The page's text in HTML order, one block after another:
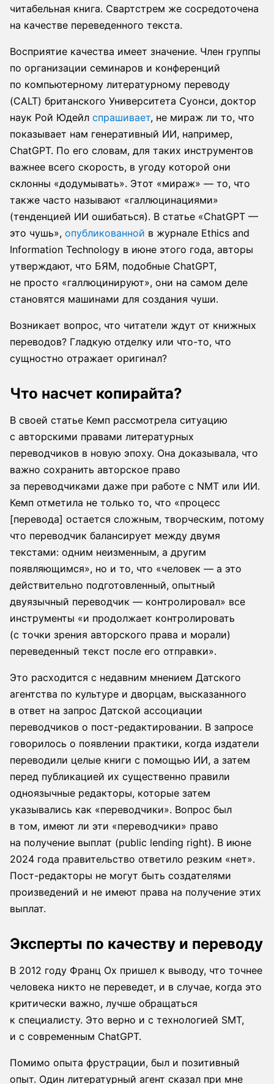
читабельная книга. Свартстрем же сосредоточена
на качестве переведенного текста.
Восприятие качества имеет значение. Член группы
по организации семинаров и конференций
по компьютерному литературному переводу
(CALT) британского Университета Суонси, доктор
наук Рой Юдейл спрашивает, не мираж ли то, что
показывает нам генеративный ИИ, например,
ChatGPT. По его словам, для таких инструментов
важнее всего скорость, в угоду которой они
склонны «додумывать». Этот «мираж» — то, что
также часто называют «галлюцинациями»
(тенденцией ИИ ошибаться). В статье «ChatGPT —
это чушь», опубликованной в журнале Ethics and
Information Technology в июне этого года, авторы
утверждают, что БЯМ, подобные ChatGPT,
не просто «галлюцинируют», они на самом деле
становятся машинами для создания чуши.
Возникает вопрос, что читатели ждут от книжных
переводов? Гладкую отделку или что-то, что
сущностно отражает оригинал?
Что насчет копирайта?
В своей статье Кемп рассмотрела ситуацию
с авторскими правами литературных
переводчиков в новую эпоху. Она доказывала, что
важно сохранить авторское право
за переводчиками даже при работе с NMT или ИИ.
Кемп отметила не только то, что «процесс
[перевода] остается сложным, творческим, потому
что переводчик балансирует между двумя
текстами: одним неизменным, а другим
появляющимся», но и то, что «человек — а это
действительно подготовленный, опытный
двуязычный переводчик — контролировал» все
инструменты «и продолжает контролировать
(с точки зрения авторского права и морали)
переведенный текст после его отправки».
Это расходится с недавним мнением Датского
агентства по культуре и дворцам, высказанного
в ответ на запрос Датской ассоциации
переводчиков о пост-редактировании. В запросе
говорилось о появлении практики, когда издатели
переводили целые книги с помощью ИИ, а затем
перед публикацией их существенно правили
одноязычные редакторы, которые затем
указывались как «переводчики». Вопрос был
в том, имеют ли эти «переводчики» право
на получение выплат (public lending right). В июне
2024 года правительство ответило резким «нет».
Пост-редакторы не могут быть создателями
произведений и не имеют права на получение этих
выплат.
Эксперты по качеству и переводу
В 2012 году Франц Ох пришел к выводу, что точнее
человека никто не переведет, и в случае, когда это
критически важно, лучше обращаться
к специалисту. Это верно и с технологией SMT,
и с современным ChatGPT.
Помимо опыта фрустрации, был и позитивный
опыт. Один литературный агент сказал при мне